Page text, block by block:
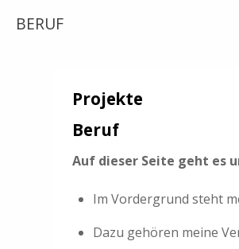
BERUF
Projekte
Beruf
Auf dieser Seite geht es
Im Vordergrund steht
Dazu gehören meine